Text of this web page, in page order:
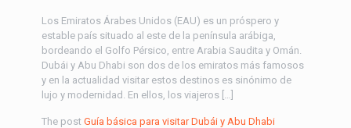
Los Emiratos Árabes Unidos (EAU) es un próspero y
estable país situado al este de la península arábiga,
bordeando el Golfo Pérsico, entre Arabia Saudita y Omán.
Dubái y Abu Dhabi son dos de los emiratos más famosos
y en la actualidad visitar estos destinos es sinónimo de
lujo y modernidad. En ellos, los viajeros […]
The post Guía básica para visitar Dubái y Abu Dhabi